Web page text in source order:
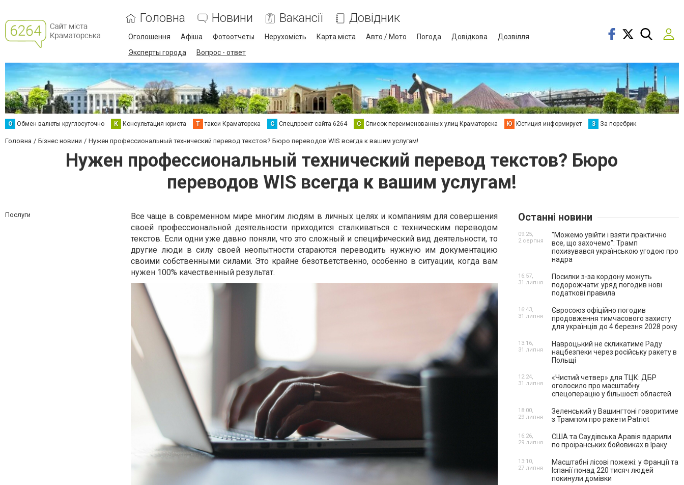
Головна Новини Вакансії Довідник
Оголошення Афіша Фотоотчеты Нерухомість Карта міста Авто / Мото Погода Довідкова
Дозвілля
Эксперты города
Вопрос - ответ
О Обмен валюты круглосуточно К Консультация юриста Т такси Краматорска С Спецпроект сайта 6264 С Список переименованных улиц Краматорска Ю Юстиция информирует З За поребрик
Головна Бізнес новини Нужен профессиональный технический перевод текстов? Бюро переводов WIS всегда к вашим услугам!
Нужен профессиональный технический перевод текстов? Бюро
переводов WIS всегда к вашим услугам!
Послуги
Все чаще в современном мире многим людям в личных целях и компаниям для совершения
своей профессиональной деятельности приходится сталкиваться с техническим переводом
текстов. Если одни уже давно поняли, что это сложный и специфический вид деятельности, то
другие люди в силу своей неопытности стараются переводить нужную им документацию
своими собственными силами. Это крайне безответственно, особенно в ситуации, когда вам
нужен 100% качественный результат.
Останні новини
"Можемо увійти і взяти практично
все, що захочемо": Трамп
похизувався українською угодою про
надра
09:25,
2 серпня
Посилки з-за кордону можуть
подорожчати: уряд погодив нові
податкові правила
16:57,
31 липня
Євросоюз офіційно погодив
продовження тимчасового захисту
для українців до 4 березня 2028 року
16:43,
31 липня
Навроцький не скликатиме Раду
нацбезпеки через російську ракету в
Польщі
13:16,
31 липня
«Чистий четвер» для ТЦК: ДБР
оголосило про масштабну
спецоперацію у більшості областей
12:24,
31 липня
Зеленський у Вашингтоні говоритиме
з Трампом про ракети Patriot
18:00,
29 липня
США та Саудівська Аравія вдарили
по проіранських бойовиках в Іраку
16:26,
29 липня
Масштабні лісові пожежі: у Франції та
Іспанії понад 220 тисяч людей
покинули домівки
13:10,
27 липня